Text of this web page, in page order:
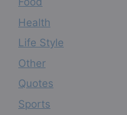
Health
Life Style
Other
Quotes
Sports